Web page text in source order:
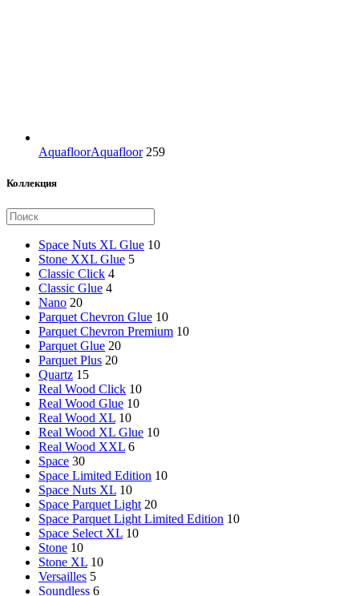
AquafloorAquafloor 259
Коллекция
Space Nuts XL Glue 10
Stone XXL Glue 5
Classic Click 4
Classic Glue 4
Nano 20
Parquet Chevron Glue 10
Parquet Chevron Premium 10
Parquet Glue 20
Parquet Plus 20
Quartz 15
Real Wood Click 10
Real Wood Glue 10
Real Wood XL 10
Real Wood XL Glue 10
Real Wood XXL 6
Space 30
Space Limited Edition 10
Space Nuts XL 10
Space Parquet Light 20
Space Parquet Light Limited Edition 10
Space Select XL 10
Stone 10
Stone XL 10
Versailles 5
Soundless 6